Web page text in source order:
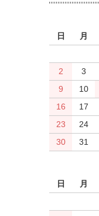
日
月
2
3
9
10
16
17
23
24
30
31
日
月